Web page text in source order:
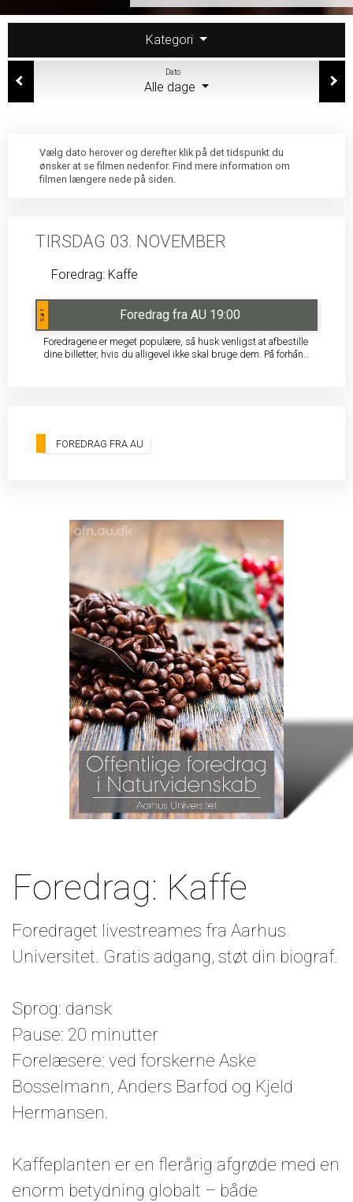
Kategori
Dato
Alle dage
Vælg dato herover og derefter klik på det tidspunkt du
ønsker at se filmen nedenfor. Find mere information om
filmen længere nede på siden.
TIRSDAG 03. NOVEMBER
Foredrag: Kaffe
Sal 1 Foredrag fra AU 19:00
Foredragene er meget populære, så husk venligst at afbestille
dine billetter, hvis du alligevel ikke skal bruge dem. På forhånd
FOREDRAG FRA AU
Foredrag: Kaffe
Foredraget livestreames fra Aarhus
Universitet. Gratis adgang, støt din biograf.
Sprog: dansk
Pause: 20 minutter
Forelæsere: ved forskerne Aske
Bosselmann, Anders Barfod og Kjeld
Hermansen.
Kaffeplanten er en flerårig afgrøde med en
enorm betydning globalt – både